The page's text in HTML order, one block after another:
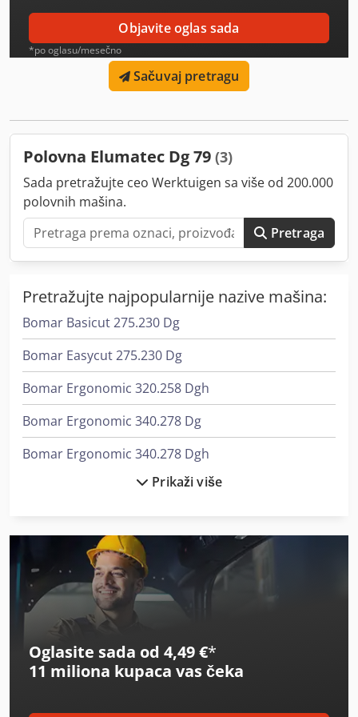
Objavite oglas sada
*po oglasu/mesečno
Sačuvaj pretragu
Polovna Elumatec Dg 79 (3)
Sada pretražujte ceo Werktuigen sa više od 200.000
polovnih mašina.
Pretraga
Pretražujte najpopularnije nazive mašina:
Bomar Basicut 275.230 Dg
Bomar Easycut 275.230 Dg
Bomar Ergonomic 320.258 Dgh
Bomar Ergonomic 340.278 Dg
Bomar Ergonomic 340.278 Dgh
Bomar Individual 520.360 Dgh
Bomar Proficut 275.230 Dg
Bomar Workline 410.280 Dg
Demag Kbk 100
Elumatec Ep 124
Elumatec Mgs 105
Prikaži više
Oglasite sada od 4,49 €*
11 miliona kupaca vas čeka